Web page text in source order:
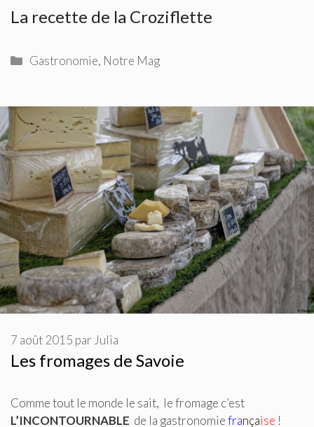
La recette de la Croziflette
Catégories
Gastronomie, Notre Mag
Les fromages de Savoie
7 août 2015 par Julia
Comme tout le monde le sait, lefromage c’est
L’INCONTOURNABLE de la gastronomiefrançaise !